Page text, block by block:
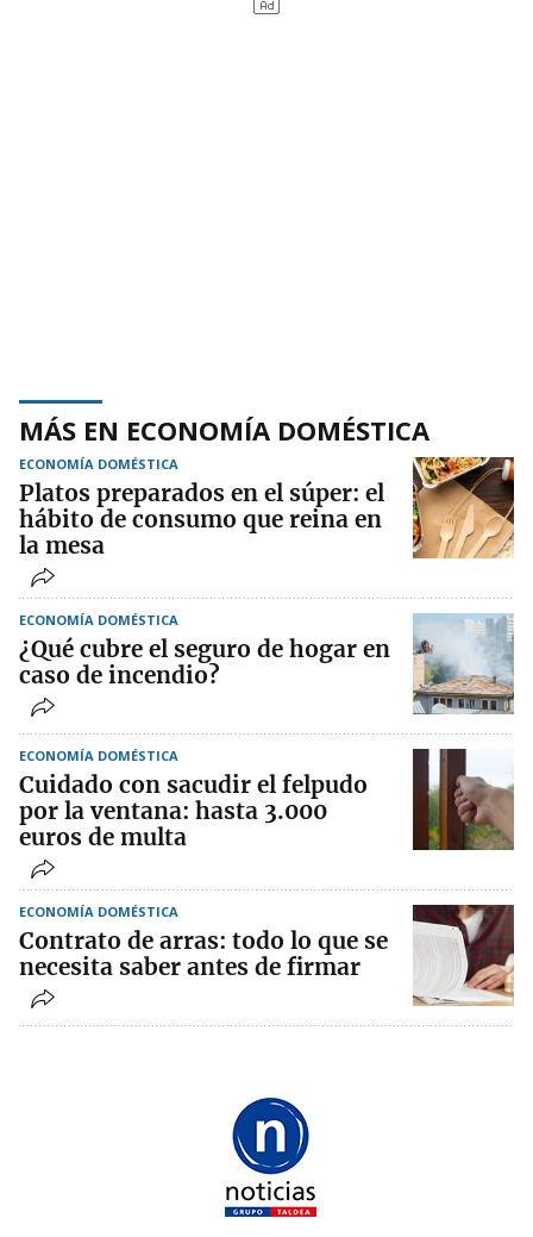
MÁS EN ECONOMÍA DOMÉSTICA
ECONOMÍA DOMÉSTICA
Platos preparados en el súper: el
hábito de consumo que reina en
la mesa
ECONOMÍA DOMÉSTICA
¿Qué cubre el seguro de hogar en
caso de incendio?
ECONOMÍA DOMÉSTICA
Cuidado con sacudir el felpudo
por la ventana: hasta 3.000
euros de multa
ECONOMÍA DOMÉSTICA
Contrato de arras: todo lo que se
necesita saber antes de firmar